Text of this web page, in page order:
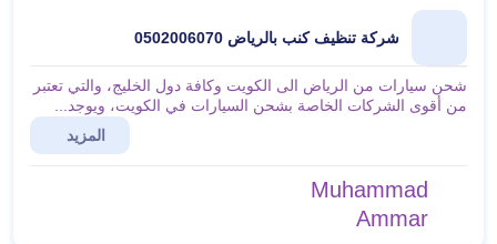
شركة تنظيف كنب بالرياض 0502006070
شحن سيارات من الرياض الى الكويت وكافة دول الخليج، والتي تعتبر
من أقوى الشركات الخاصة بشحن السيارات في الكويت، ويوجد...
المزيد
Muhammad
Ammar